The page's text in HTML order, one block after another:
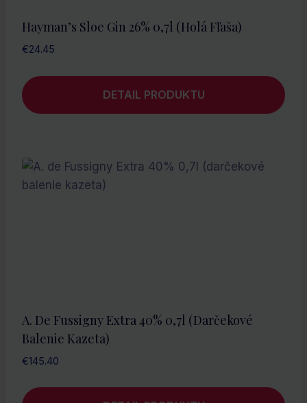
Hayman’s Sloe Gin 26% 0,7l (holá Fľaša)
€24.45
DETAIL PRODUKTU
A. De Fussigny Extra 40% 0,7l (darčekové
Balenie Kazeta)
€145.40